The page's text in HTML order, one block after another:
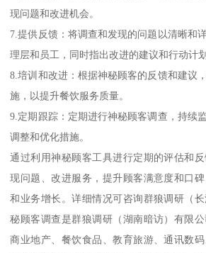
现问题和改进机会。
7.提供反馈：将调查和发现的问题以清晰和
理层和员工，同时指出改进的建议和行动计划
8.培训和改进：根据神秘顾客的反馈和建议
施，以提升餐饮服务质量。
9.定期跟踪：定期进行神秘顾客调查，持续
调整和优化措施。
通过利用神秘顾客工具进行定期的评估和
现问题、改进服务，提升顾客满意度和口
和业务增长。详细情况可咨询群狼调研（
秘顾客调查是群狼调研（湖南暗访）有限
商业地产、餐饮食品、教育旅游、通讯数